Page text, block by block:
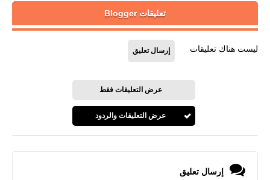
تعليقات Blogger
ليست هناك تعليقات إرسال تعليق
عرض التعليقات فقط
عرض التعليقات والردود
إرسال تعليق